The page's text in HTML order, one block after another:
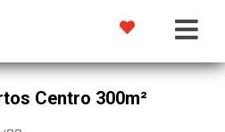
Centro 300m²